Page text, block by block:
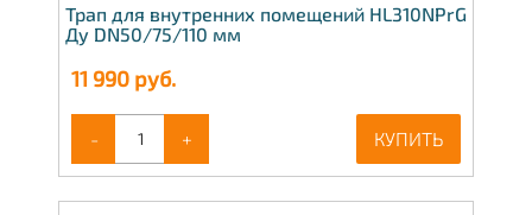
Трап для внутренних помещений HL310NPrG
Ду DN50/75/110 мм
11 990 руб.
- + КУПИТЬ